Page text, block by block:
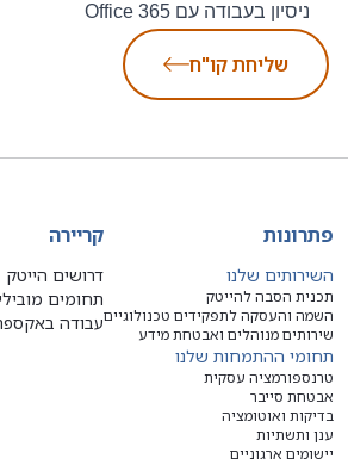
ניסיון בעבודה עם Office 365
שליחת קו"ח
פתרונות
השירותים שלנו
תכנית הסבה להייטק
השמה והעסקה לתפקידים טכנולוגיים
שירותים מנוהלים ואבטחת מידע
תחומי ההתמחות שלנו
טרנספורמציה עסקית
אבטחת סייבר
בדיקות ואוטומציה
ענן ותשתיות
יישומים ארגוניים
קריירה
דרושים הייטק
תחומים
עבודה